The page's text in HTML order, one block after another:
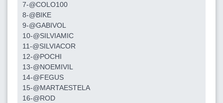
7-@COLO100
8-@BIKE
9-@GABIVOL
10-@SILVIAMIC
11-@SILVIACOR
12-@POCHI
13-@NOEMIVIL
14-@FEGUS
15-@MARTAESTELA
16-@ROD